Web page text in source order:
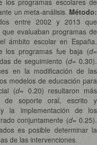
los programas escolares de
un meta-análisis. Método:
entre 2002 y 2013 que
evaluaban programas de
ámbito escolar en España.
los programas fue baja (d=
de seguimiento (d= 0.30).
en la modificación de las
modelos de educación para
(d= 0.20) resultaron más
de soporte oral, escrito y
la implementación de los
conjuntamente (d= 0.25).
es posible determinar la
de las intervenciones.